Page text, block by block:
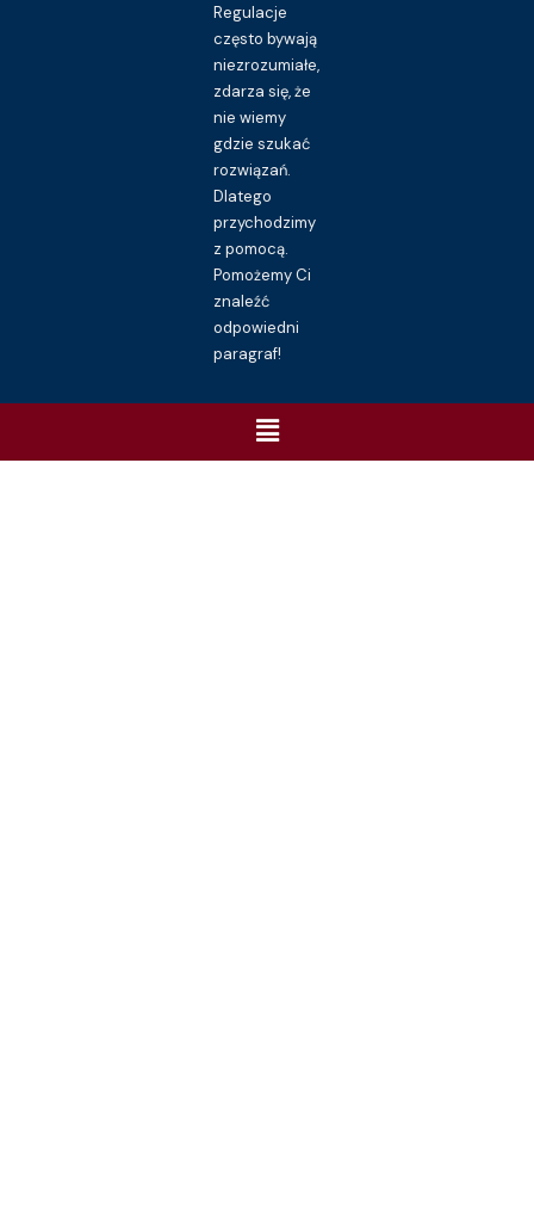
Regulacje
często bywają
niezrozumiałe,
zdarza się, że
nie wiemy
gdzie szukać
rozwiązań.
Dlatego
przychodzimy
z pomocą.
Pomożemy Ci
znaleźć
odpowiedni
paragraf!
Menu